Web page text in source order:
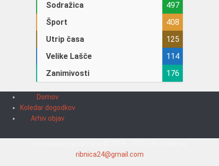
Sodražica
497
Šport
408
Utrip časa
125
Velike Lašče
114
Zanimivosti
176
Domov
Koledar dogodkov
Arhiv objav
ribnica24@gmail.com